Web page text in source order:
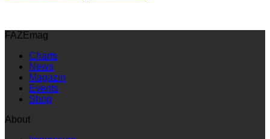
FAZEmag
Charts
News
Magazin
Events
Shop
About